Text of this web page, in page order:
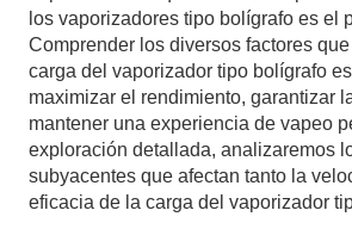
los vaporizadores tipo bolígrafo es el
Comprender los diversos factores
carga del vaporizador tipo bolígrafo
maximizar el rendimiento, garantizar
mantener una experiencia de vapeo
exploración detallada, analizaremos
subyacentes que afectan tanto la
eficacia de la carga del vaporizador